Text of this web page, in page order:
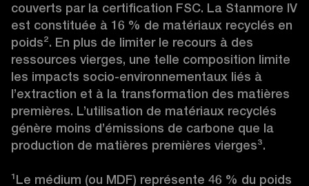
couverts par la certification FSC. La Stanmore IV
est constituée à 16 % de matériaux recyclés en
poids². En plus de limiter le recours à des
ressources vierges, une telle composition limite
les impacts socio-environnementaux liés à
l’extraction et à la transformation des matières
premières. L’utilisation de matériaux recyclés
génère moins d’émissions de carbone que la
production de matières premières vierges³.
¹Le médium (ou MDF) représente 46 % du poids